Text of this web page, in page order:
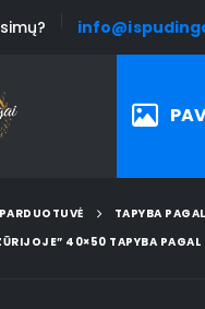
PARDUOTUVĖ
TAPYBA
40×50 TAPYBA PAGAL